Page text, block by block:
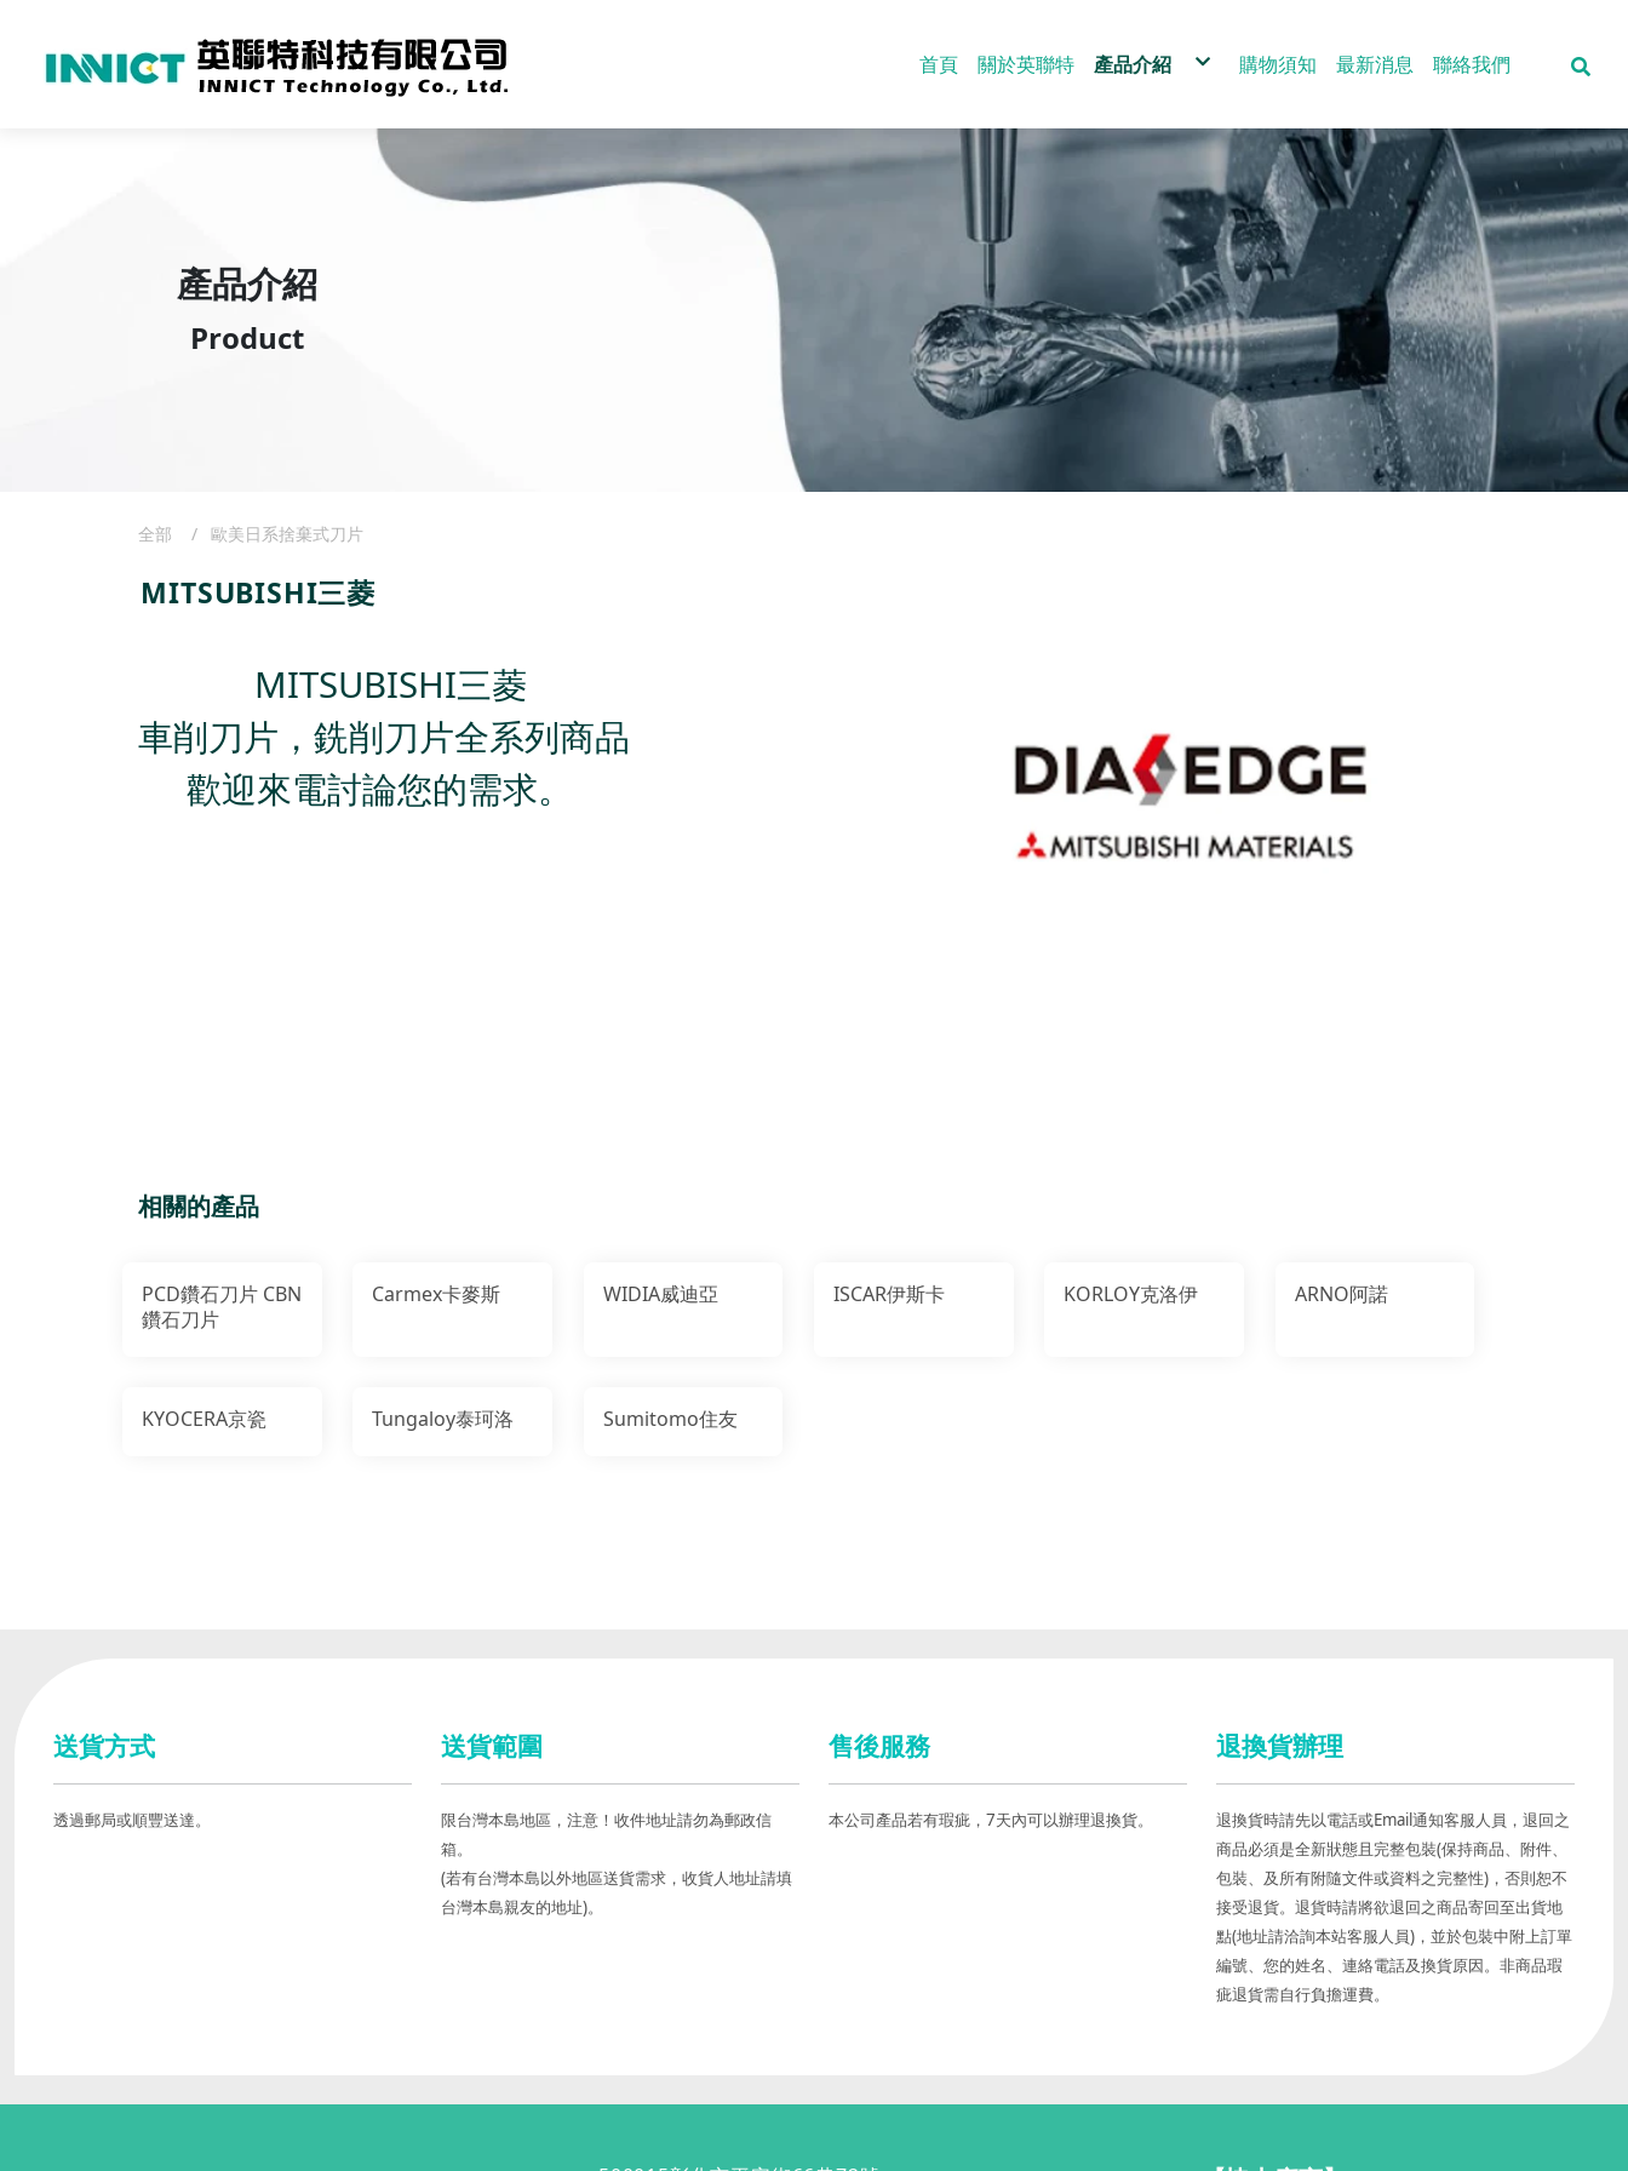
首頁 關於英聯特 產品介紹
ISO刀片精密研磨级
ISO車刀柄
KX116/KX216精密小零件刀具
日本Nachi SG鑽頭
高速鋼鑽頭全系列
鑽頭研磨機
鑽頭研磨機-DM型
三斜度-長刃鑽頭研磨機-MD型
螺旋角修磨機- EH型
浮動絞刀柄
沖孔刀座 沖刀
鑽孔軸 攻牙軸
ER出水攻牙止水筒夾
側固延長勾刀柄
歐美日系捨棄式刀片
ISO車刀柄
內徑車刀
外徑車刀
鎢鋼銑刀全系列
鎢鋼立銑刀全系列
鋁用ALU銑刀全系列
各式量測儀器
三次元座標量測機
2.5D量測儀器&表面粗糙度儀器
高度規 花崗石
高壓中心出水系統
SOLIDCAM車銑複合軟體程式
購物須知 最新消息 聯絡我們
產品介紹
Product
MITSUBISHI三菱
MITSUBISHI三菱
車削刀片，銑削刀片全系列商品
歡迎來電討論您的需求。
相關的產品
PCD鑽石刀片 CBN
鑽石刀片
Carmex卡麥斯 WIDIA威迪亞 ISCAR伊斯卡 KORLOY克洛伊 ARNO阿諾
KYOCERA京瓷 Tungaloy泰珂洛 Sumitomo住友
全部 歐美日系捨棄式刀片
送貨方式
透過郵局或順豐送達。
送貨範圍
限台灣本島地區，注意！收件地址請勿為郵政信
箱。
(若有台灣本島以外地區送貨需求，收貨人地址請填
台灣本島親友的地址)。
售後服務
本公司產品若有瑕疵，7天內可以辦理退換貨。
退換貨辦理
退換貨時請先以電話或Email通知客服人員，退回之
商品必須是全新狀態且完整包裝(保持商品、附件、
包裝、及所有附隨文件或資料之完整性)，否則恕不
接受退貨。退貨時請將欲退回之商品寄回至出貨地
點(地址請洽詢本站客服人員)，並於包裝中附上訂單
編號、您的姓名、連絡電話及換貨原因。非商品瑕
疵退貨需自行負擔運費。